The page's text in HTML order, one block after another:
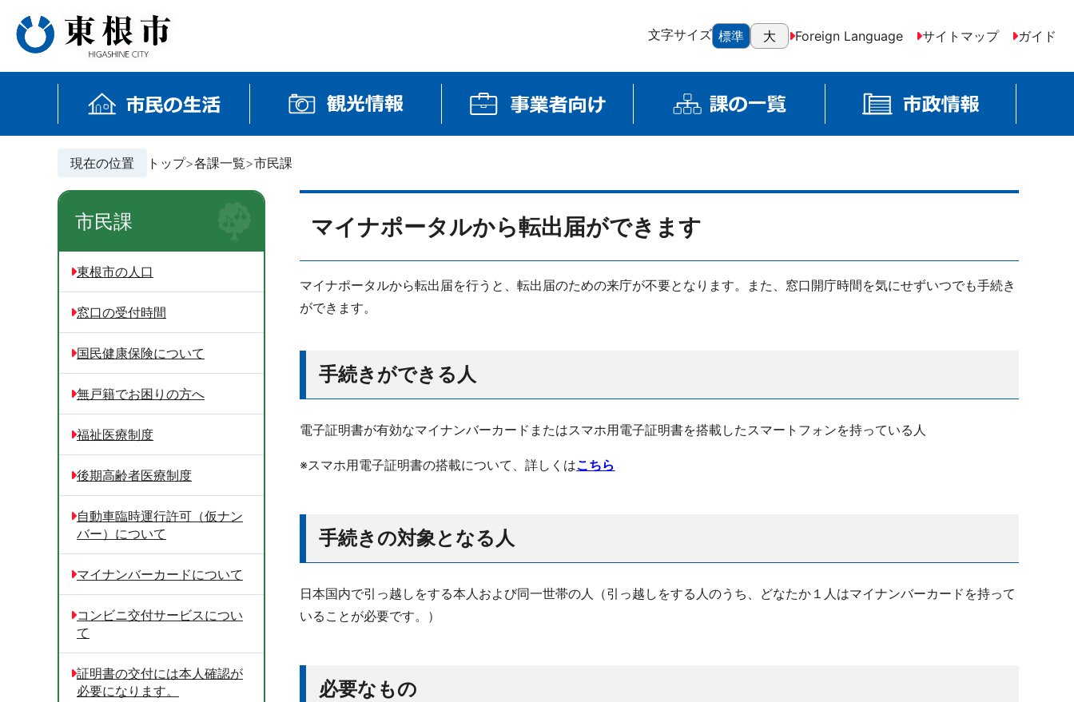
文字サイズ 標準 大 Foreign Language サイトマップ ガイド
現在の位置 トップ 各課一覧 市民課
マイナポータルから転出届ができます
マイナポータルから転出届を行うと、転出届のための来庁が不要となります。また、窓口開庁時間を気にせずいつでも手続き
ができます。
手続きができる人
電子証明書が有効なマイナンバーカードまたはスマホ用電子証明書を搭載したスマートフォンを持っている人
※スマホ用電子証明書の搭載について、詳しくはこちら
手続きの対象となる人
日本国内で引っ越しをする本人および同一世帯の人（引っ越しをする人のうち、どなたか１人はマイナンバーカードを持って
いることが必要です。）
必要なもの
市民課
東根市の人口
窓口の受付時間
国民健康保険について
無戸籍でお困りの方へ
福祉医療制度
後期高齢者医療制度
自動車臨時運行許可（仮ナン
バー）について
マイナンバーカードについて
コンビニ交付サービスについ
て
証明書の交付には本人確認が
必要になります。